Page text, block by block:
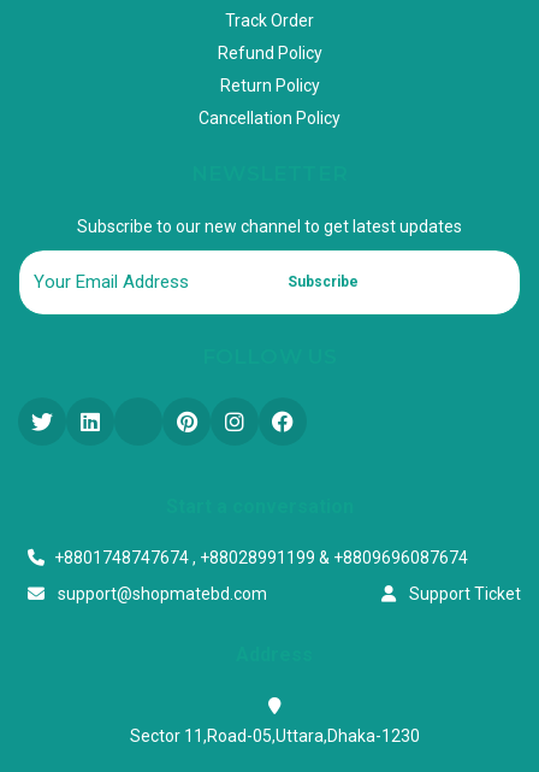
Track Order
Refund Policy
Return Policy
Cancellation Policy
Subscribe to our new channel to get latest updates
Subscribe
+8801748747674 , +88028991199 & +8809696087674
support@shopmatebd.com
Support Ticket
Sector 11,Road-05,Uttara,Dhaka-1230